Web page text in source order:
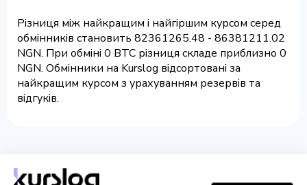
Різниця між найкращим і найгіршим курсом серед
обмінників становить 82361265.48 - 86381211.02
NGN. При обміні 0 BTC різниця складе приблизно 0
NGN. Обмінники на Kurslog відсортовані за
найкращим курсом з урахуванням резервів та
відгуків.